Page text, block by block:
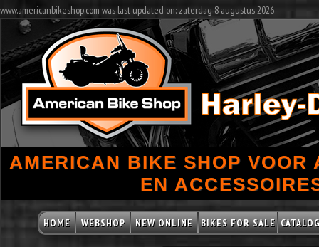
www.americanbikeshop.com was last updated on: zaterdag 8 augustus 2026
AMERICAN BIKE SHOP VOOR
EN
HOME WEBSHOP NEW ONLINE BIKES FOR SALE